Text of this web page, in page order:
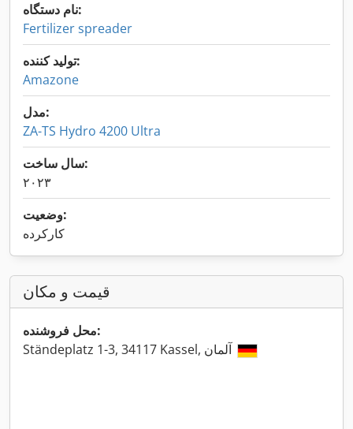
نام دستگاه:
Fertilizer spreader
تولید کننده:
Amazone
مدل:
ZA-TS Hydro 4200 Ultra
سال ساخت:
۲۰۲۳
وضعیت:
کارکرده
قیمت و مکان
محل فروشنده: